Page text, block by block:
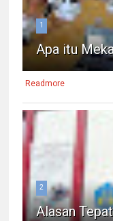
1
Apa itu
Readmore
2
Alasan